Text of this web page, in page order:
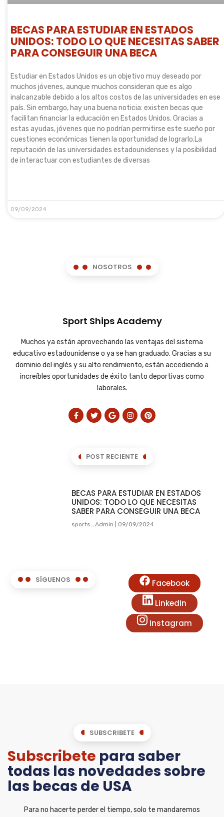
BECAS PARA ESTUDIAR EN ESTADOS
UNIDOS: TODO LO QUE NECESITAS SABER
PARA CONSEGUIR UNA BECA
Estudiar en Estados Unidos es un objetivo muy deseado por
muchos jóvenes, aunque muchos consideran que es algo
inalcanzable debido a los altos costos de las universidades en ese
país. Sin embargo, hay una buena noticia: existen becas que
facilitan financiar la educación en Estados Unidos. Gracias a
estas ayudas, jóvenes que no podrían permitirse este sueño por
cuestiones económicas tienen la oportunidad de lograrlo.La
reputación de las universidades estadounidenses y la posibilidad
de interactuar con estudiantes de diversas
09/09/2024
NOSOTROS
Sport Ships Academy
Muchos ya están aprovechando las ventajas del sistema
educativo estadounidense o ya se han graduado. Gracias a su
dominio del inglés y su alto rendimiento, están accediendo a
increíbles oportunidades de éxito tanto deportivas como
laborales.
POST RECIENTE
BECAS PARA ESTUDIAR EN ESTADOS
UNIDOS: TODO LO QUE NECESITAS
SABER PARA CONSEGUIR UNA BECA
sports_Admin 09/09/2024
SÍGUENOS
Facebook
LinkedIn
Instagram
SUBSCRIBETE
Subscribete para saber
todas las novedades sobre
las becas de USA
Para no hacerte perder el tiempo, solo te mandaremos